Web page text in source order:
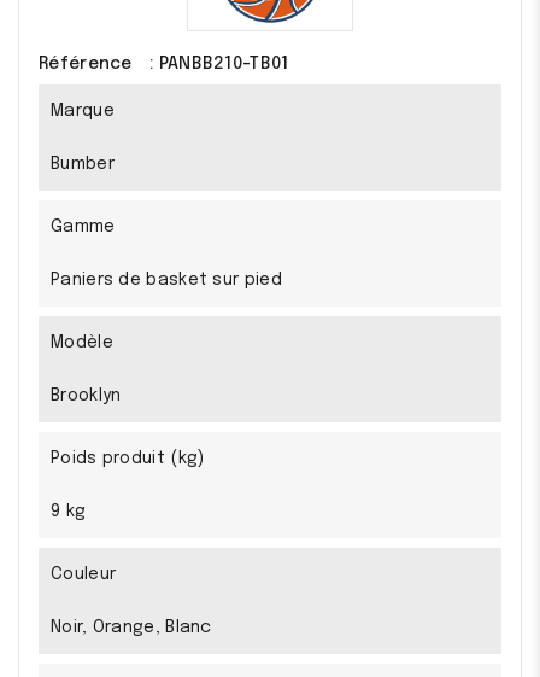
Référence : PANBB210-TB01
Marque
Bumber
Gamme
Paniers de basket sur pied
Modèle
Brooklyn
Poids produit (kg)
9 kg
Couleur
Noir, Orange, Blanc